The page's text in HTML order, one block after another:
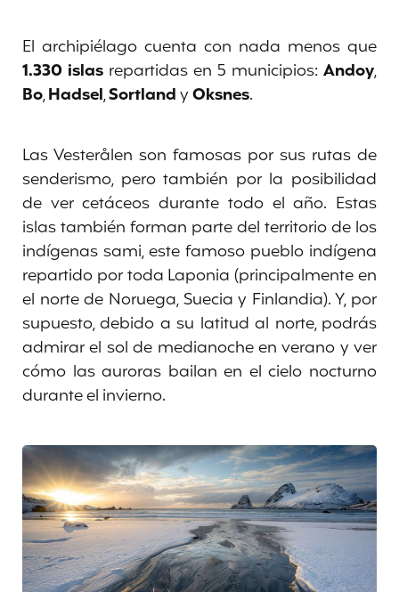
El archipiélago cuenta con nada menos que
1.330 islas repartidas en 5 municipios: Andoy,
Bo,Hadsel,SortlandyOksnes.
Las Vesterålen son famosas por sus rutas de
senderismo, pero también por la posibilidad
de ver cetáceos durante todo el año. Estas
islas también forman parte del territorio de los
indígenas sami, este famoso pueblo indígena
repartido por toda Laponia (principalmente en
el norte de Noruega, Suecia y Finlandia). Y, por
supuesto, debido a su latitud al norte, podrás
admirar el sol de medianoche en verano y ver
cómo las auroras bailan en el cielo nocturno
durante el invierno.